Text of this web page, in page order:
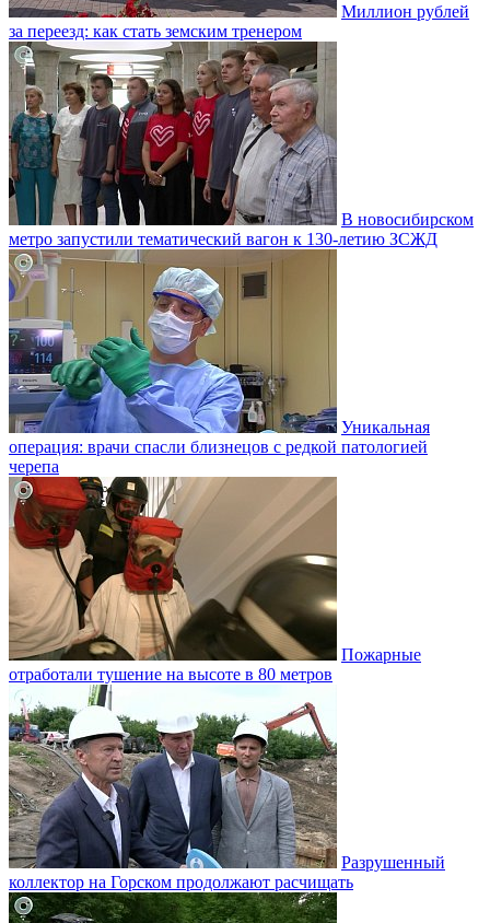
Миллион рублей
за переезд: как стать земским тренером
В новосибирском
метро запустили тематический вагон к 130-летию ЗСЖД
Уникальная
операция: врачи спасли близнецов с редкой патологией
черепа
Пожарные
отработали тушение на высоте в 80 метров
Разрушенный
коллектор на Горском продолжают расчищать